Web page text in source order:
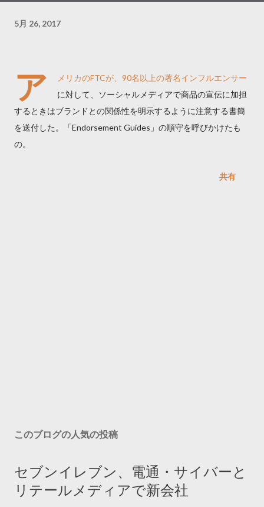
5月 26, 2017
ア
メリカのFTCが、90名以上の著名インフルエンサー
に対して、ソーシャルメディアで商品の宣伝に加担
するときはブランドとの関係性を明示するように注意する書簡
を送付した。「Endorsement Guides」の順守を呼びかけたも
の。
共有
このブログの人気の投稿
セブンイレブン、電通・サイバーと
リテールメディアで新会社